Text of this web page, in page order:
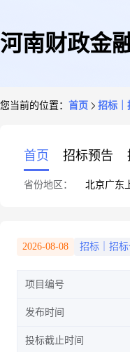
河南财政金
您当前的位置： 首页 招标｜
首页 招标预告
省份地区： 北京广东
2026-08-08 招标｜招
项目编号
发布时间
投标截止时间